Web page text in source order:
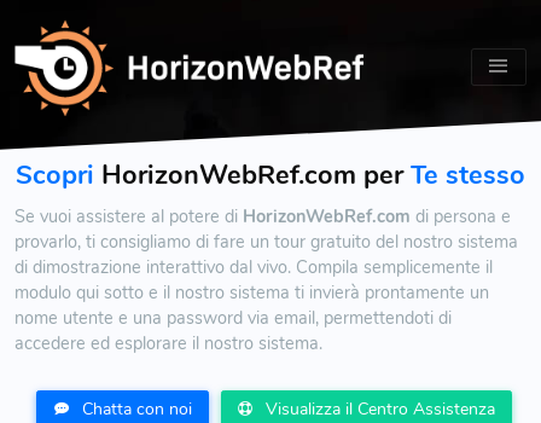
Scopri HorizonWebRef.com perTe stesso
Se vuoi assistere al potere di HorizonWebRef.com di persona e
provarlo, ti consigliamo di fare un tour gratuito del nostro sistema
di dimostrazione interattivo dal vivo. Compila semplicemente il
modulo qui sotto e il nostro sistema ti invierà prontamente un
nome utente e una password via email, permettendoti di
accedere ed esplorare il nostro sistema.
Chatta con noi Visualizza il Centro Assistenza